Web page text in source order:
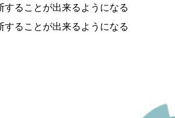
ることが出来るようになる
ることが出来るようになる